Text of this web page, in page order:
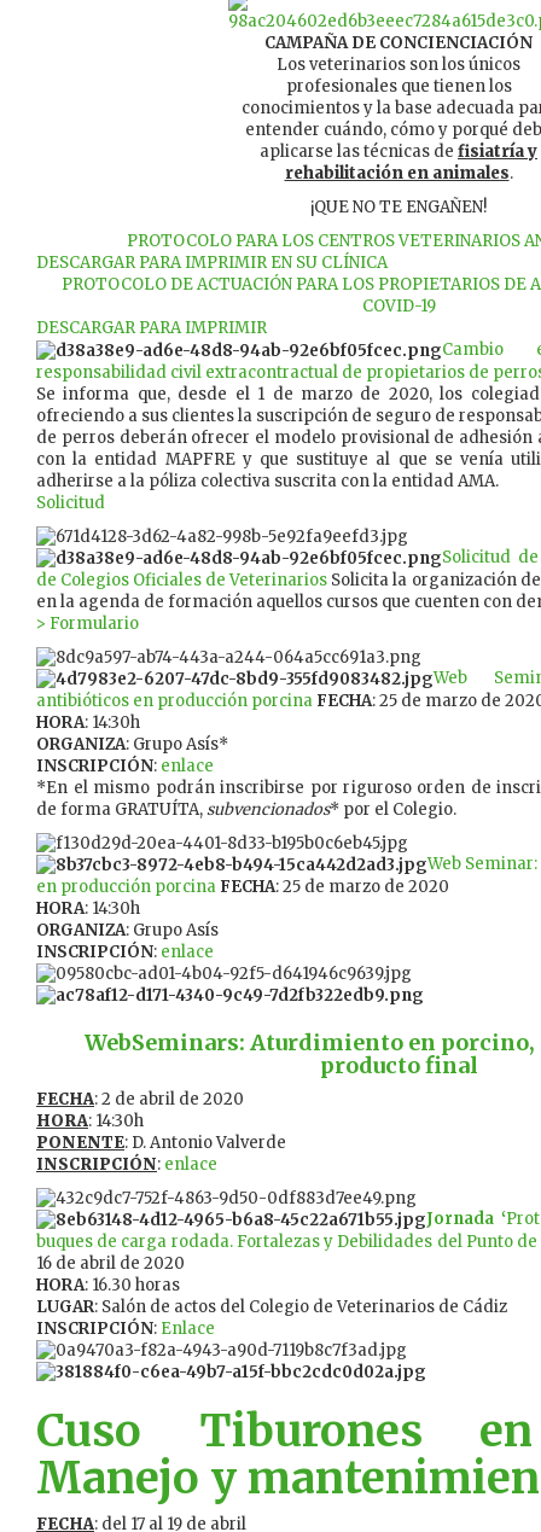
CAMPAÑA DE CONCIENCIACIÓN
Los veterinarios son los únicos
profesionales que tienen los
conocimientos y la base adecuada
entender cuándo, cómo y porqué
aplicarse las técnicas de fisiatría y
rehabilitación en animales.
¡QUE NO TE ENGAÑEN!
PROTOCOLO PARA LOS CENTROS VETERINARIOS
DESCARGAR PARA IMPRIMIR EN SU CLÍNICA
PROTOCOLO DE ACTUACIÓN PARA LOS PROPIETARIOS DE
COVID-19
DESCARGAR PARA IMPRIMIR
responsabilidad civil extracontractual de propietarios de
Se informa que, desde el 1 de marzo de 2020, los
ofreciendo a sus clientes la suscripción de seguro de
de perros deberán ofrecer el modelo provisional de adhesión
con la entidad MAPFRE y que sustituye al que se venía
adherirse a la póliza colectiva suscrita con la entidad AMA.
Solicitud
Solicitud
de Colegios Oficiales de Veterinarios Solicita la organización
en la agenda de formación aquellos cursos que cuenten con
> Formulario
Web
antibióticos en producción porcina FECHA: 25 de marzo de
HORA: 14:30h
ORGANIZA: Grupo Asís*
INSCRIPCIÓN: enlace
*En el mismo podrán inscribirse por riguroso orden de
de forma GRATUÍTA,subvencionados* por el Colegio.
Web
en producción porcina FECHA: 25 de marzo de 2020
HORA: 14:30h
ORGANIZA: Grupo Asís
INSCRIPCIÓN: enlace
WebSeminars: Aturdimiento en porcino,
producto final
FECHA: 2 de abril de 2020
HORA: 14:30h
PONENTE: D. Antonio Valverde
INSCRIPCIÓN: enlace
Jornada ‘
buques de carga rodada. Fortalezas y Debilidades del Punto
16 de abril de 2020
HORA: 16.30 horas
LUGAR: Salón de actos del Colegio de Veterinarios de Cádiz
INSCRIPCIÓN: Enlace
Cuso Tiburones
Manejo y
FECHA: del 17 al 19 de abril